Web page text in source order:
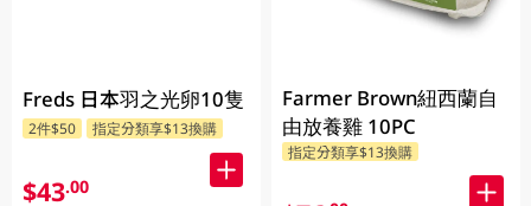
Freds 日本羽之光卵10隻
2件$50 指定分類享$13換購
$43.00
Farmer Brown紐西蘭自
由放養雞 10PC
指定分類享$13換購